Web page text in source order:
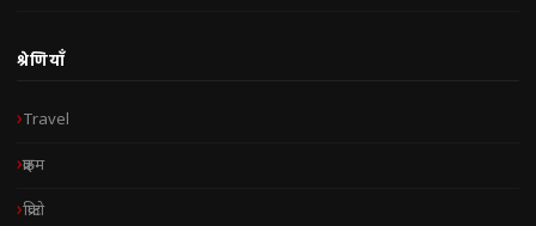
श्रेणियाँ
Travel
क्राइम
क्रिप्टो